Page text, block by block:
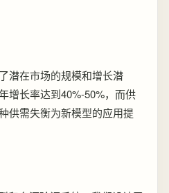
潜在市场的规模和增长潜
增长率达到40%-50%，而供
供需失衡为新模型的应用提